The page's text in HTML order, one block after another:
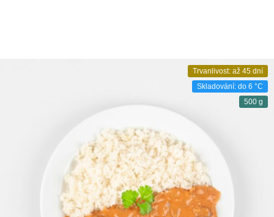
Trvanlivost: až 45 dní
Skladování: do 6 °C
500 g